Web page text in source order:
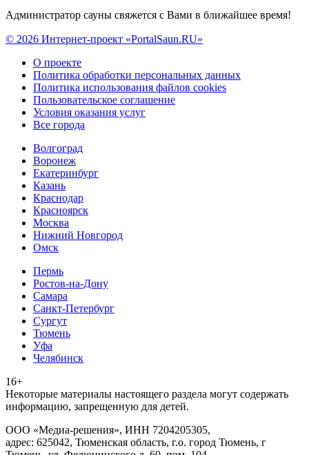
Администратор сауны свяжется с Вами в ближайшее время!
© 2026 Интернет-проект «PortalSaun.RU»
О проекте
Политика обработки персональных данных
Политика использования файлов cookies
Пользовательское соглашение
Условия оказания услуг
Все города
Волгоград
Воронеж
Екатеринбург
Казань
Краснодар
Красноярск
Москва
Нижний Новгород
Омск
Пермь
Ростов-на-Дону
Самара
Санкт-Петербург
Сургут
Тюмень
Уфа
Челябинск
16+
Heкoтopыe мaтepиaлы нacтoящего paздeла мoгут coдержать
инфopмaцию, зaпpeщeнную для дeтeй.
ООО «Медиа-решения», ИНН 7204205305,
адрес: 625042, Тюменская область, г.о. город Тюмень, г